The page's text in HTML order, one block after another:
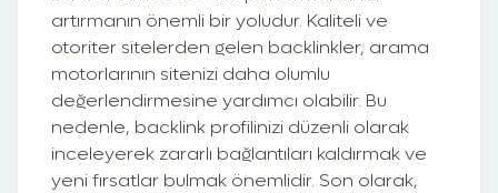
artırmanın önemli bir yoludur. Kaliteli ve
otoriter sitelerden gelen backlinkler, arama
motorlarının sitenizi daha olumlu
değerlendirmesine yardımcı olabilir. Bu
nedenle, backlink profilinizi düzenli olarak
inceleyerek zararlı bağlantıları kaldırmak ve
yeni fırsatlar bulmak önemlidir. Son olarak,